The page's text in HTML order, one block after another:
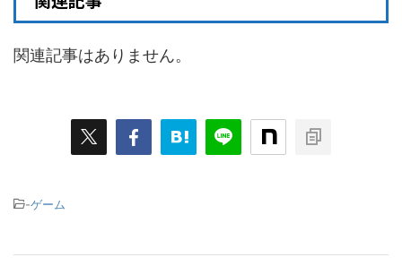
関連記事はありません。
-ゲーム